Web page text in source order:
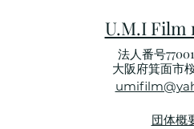
U.M.I Film
法人番号
大阪府箕面市
団体概